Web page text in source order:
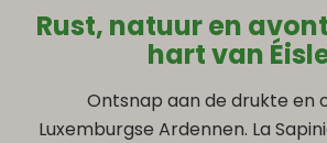
Rust, natuur en
hart van
Ontsnap aan de drukte en
Luxemburgse Ardennen. La